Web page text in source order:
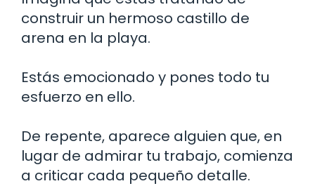
construir un hermoso castillo de
arena en la playa.
Estás emocionado y pones todo tu
esfuerzo en ello.
De repente, aparece alguien que, en
lugar de admirar tu trabajo, comienza
a criticar cada pequeño detalle.